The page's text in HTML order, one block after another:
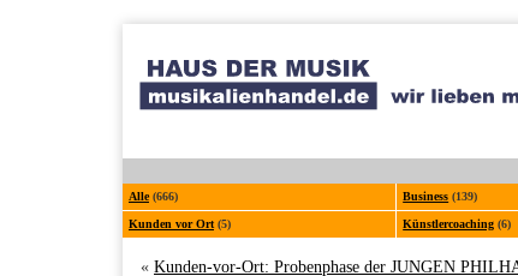
Alle(666) Business (139)
Kunden vor Ort (5) Künstlercoaching (6)
« Kunden-vor-Ort: Probenphase der JUNGEN